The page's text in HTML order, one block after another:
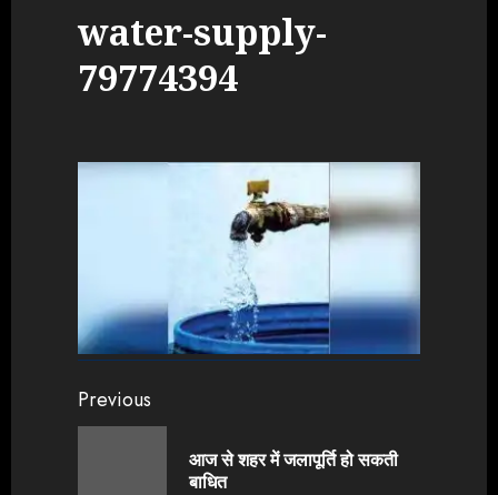
water-supply-
79774394
Continue
Reading
Previous
आज से शहर में जलापूर्ति हो सकती
बाधित